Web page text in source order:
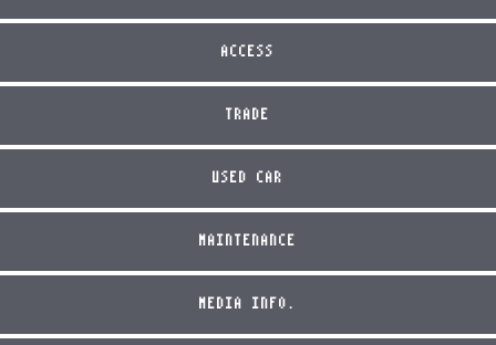
ACCESS
TRADE
USED CAR
MAINTENANCE
MEDIA INFO.